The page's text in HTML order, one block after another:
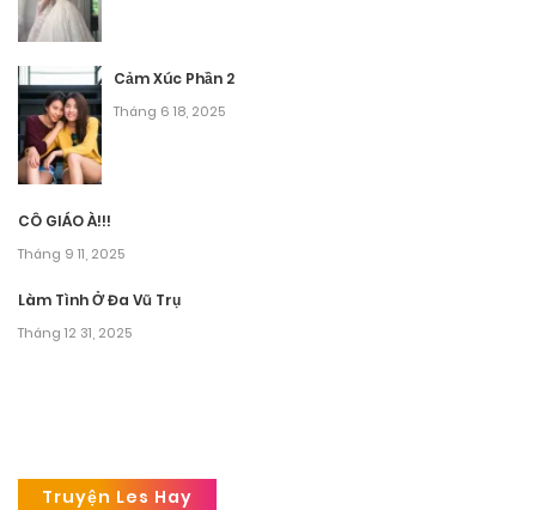
Cảm Xúc Phần 2
Tháng 6 18, 2025
CÔ GIÁO À!!!
Tháng 9 11, 2025
Làm Tình Ở Đa Vũ Trụ
Tháng 12 31, 2025
Truyện Les Hay